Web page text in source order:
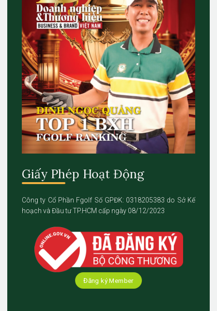
Giấy Phép Hoạt Động
Công ty Cổ Phần Fgolf Số GPĐK: 0318205383 do Sở Kế
hoạch và Đầu tư TP.HCM cấp ngày 08/12/2023
Đăng ký Member